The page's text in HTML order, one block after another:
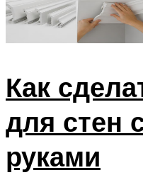
Как
для стен
руками